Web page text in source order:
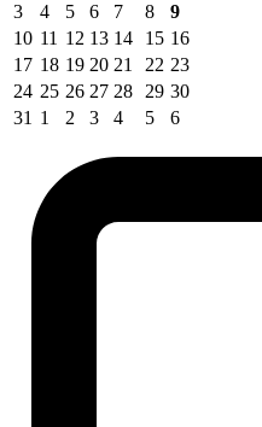
3
4 5 6 7 8
9
10 11 12 13 14 15 16
17 18 19 20 21 22 23
24 25 26 27 28 29 30
31 1 2 3 4 5 6